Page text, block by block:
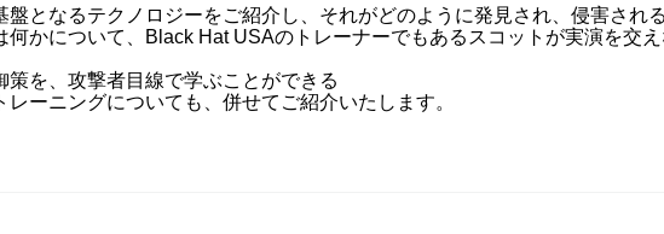
となるテクノロジーをご紹介し、それがどのように発見され、侵害され
かについて、Black Hat USAのトレーナーでもあるスコットが実演を交え
を、攻撃者目線で学ぶことができる
ーニングについても、併せてご紹介いたします。